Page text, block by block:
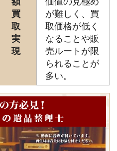
買
取
実
現
が難しく、買
取価格が低く
なることや販
売ルートが限
られることが
多い。